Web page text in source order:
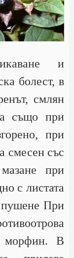
и
болест, в
смлян
също при
при
смесен със
при
с листата
пушене При
морфин. В